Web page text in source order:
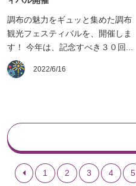
調布の魅力をギュッと集めた調布
観光フェスティバルを、開催しま
す！ 今年は、記念すべき３０回...
2022/6/16
1 2 3 4 5